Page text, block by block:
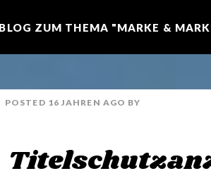
BLOG ZUM THEMA "MARKE &
POSTED 16 JAHREN AGO BY